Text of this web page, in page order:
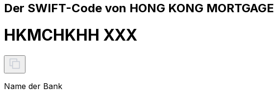
Der SWIFT-Code von HONG KONG
HKMCHKHH XXX
Name der Bank